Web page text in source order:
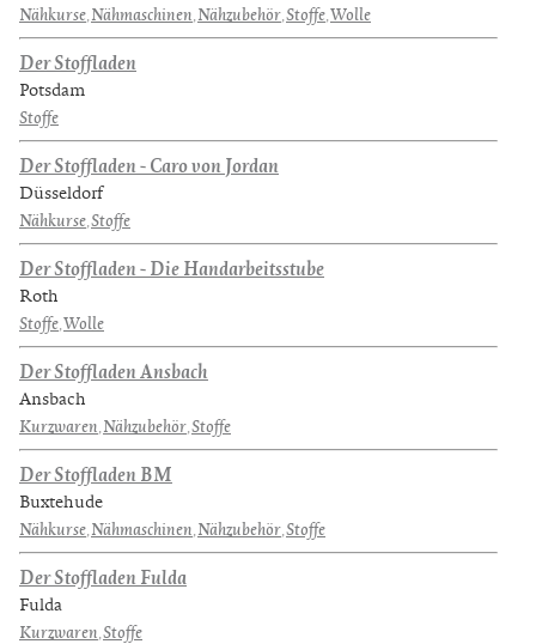
Nähkurse,Nähmaschinen,Nähzubehör,Stoffe,Wolle
Der Stoffladen
Potsdam
Stoffe
Der Stoffladen - Caro von Jordan
Düsseldorf
Nähkurse,Stoffe
Der Stoffladen - Die Handarbeitsstube
Roth
Stoffe,Wolle
Der Stoffladen Ansbach
Ansbach
Kurzwaren,Nähzubehör,Stoffe
Der Stoffladen BM
Buxtehude
Nähkurse,Nähmaschinen,Nähzubehör,Stoffe
Der Stoffladen Fulda
Fulda
Kurzwaren,Stoffe